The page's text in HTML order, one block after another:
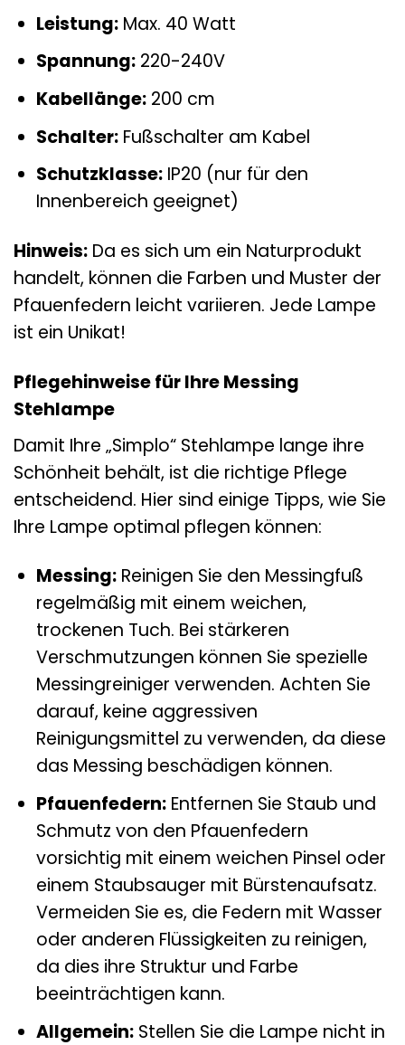
Leistung:Max. 40 Watt
Spannung:220-240V
Kabellänge:200 cm
Schalter:Fußschalter am Kabel
Schutzklasse:IP20 (nur für den
Innenbereich geeignet)
Hinweis: Da es sich um ein Naturprodukt
handelt, können die Farben und Muster der
Pfauenfedern leicht variieren. Jede Lampe
ist ein Unikat!
Pflegehinweise für Ihre Messing
Stehlampe
Damit Ihre „Simplo“ Stehlampe lange ihre
Schönheit behält, ist die richtige Pflege
entscheidend. Hier sind einige Tipps, wie Sie
Ihre Lampe optimal pflegen können:
Messing:Reinigen Sie den Messingfuß
regelmäßig mit einem weichen,
trockenen Tuch. Bei stärkeren
Verschmutzungen können Sie spezielle
Messingreiniger verwenden. Achten Sie
darauf, keine aggressiven
Reinigungsmittel zu verwenden, da diese
das Messing beschädigen können.
Pfauenfedern:Entfernen Sie Staub und
Schmutz von den Pfauenfedern
vorsichtig mit einem weichen Pinsel oder
einem Staubsauger mit Bürstenaufsatz.
Vermeiden Sie es, die Federn mit Wasser
oder anderen Flüssigkeiten zu reinigen,
da dies ihre Struktur und Farbe
beeinträchtigen kann.
Allgemein:Stellen Sie die Lampe nicht in